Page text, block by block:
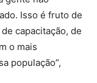
Isso é fruto de
capacitação, de
o mais
população”,